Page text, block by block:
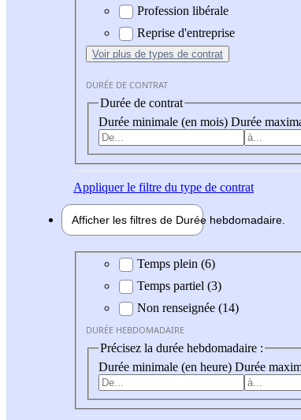
Profession libérale
Reprise d'entreprise
Voir plus de types de contrat
DURÉE DE CONTRAT
Durée de contrat
Durée minimale (en mois) Durée
Appliquerle filtre du type de contrat
Afficher les filtres de Durée hebdomadaire
Durée hebdomadaire
Temps plein (6)
Temps partiel (3)
Non renseignée (14)
DURÉE HEBDOMADAIRE
Précisez la durée hebdomadaire :
Durée minimale (en heure) Durée